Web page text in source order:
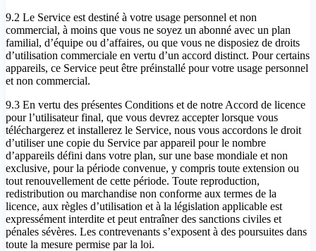
9.2 Le Service est destiné à votre usage personnel et non
commercial, à moins que vous ne soyez un abonné avec un plan
familial, d’équipe ou d’affaires, ou que vous ne disposiez de droits
d’utilisation commerciale en vertu d’un accord distinct. Pour certains
appareils, ce Service peut être préinstallé pour votre usage personnel
et non commercial.
9.3 En vertu des présentes Conditions et de notre Accord de licence
pour l’utilisateur final, que vous devrez accepter lorsque vous
téléchargerez et installerez le Service, nous vous accordons le droit
d’utiliser une copie du Service par appareil pour le nombre
d’appareils défini dans votre plan, sur une base mondiale et non
exclusive, pour la période convenue, y compris toute extension ou
tout renouvellement de cette période. Toute reproduction,
redistribution ou marchandise non conforme aux termes de la
licence, aux règles d’utilisation et à la législation applicable est
expressément interdite et peut entraîner des sanctions civiles et
pénales sévères. Les contrevenants s’exposent à des poursuites dans
toute la mesure permise par la loi.